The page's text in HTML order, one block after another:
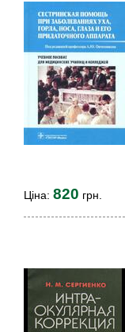
Ціна: 820 грн.